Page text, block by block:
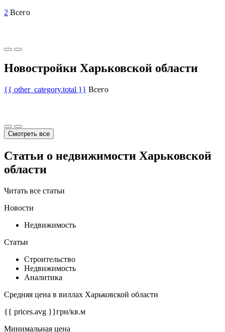
2 Всего
Новостройки Харьковской области
{{ other_category.total }} Всего
Смотреть все
Статьи о недвижимости Харьковской
области
Читать все статьи
Новости
Недвижимость
Статьи
Строительство
Недвижимость
Аналитика
Средняя цена в виллах Харьковской области
{{ prices.avg }}грн/кв.м
Минимальная цена